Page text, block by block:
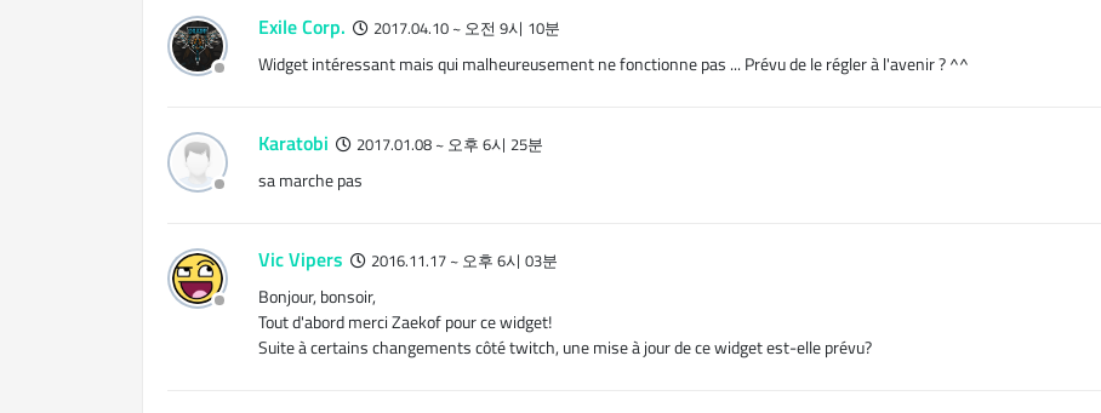
Exile Corp. 2017.04.10 ~ 오전 9시 10분
Widget intéressant mais qui malheureusement ne fonctionne pas ... Prévu de le régler à l'avenir ? ^^
Karatobi 2017.01.08 ~ 오후 6시 25분
sa marche pas
Vic Vipers 2016.11.17 ~ 오후 6시 03분
Bonjour, bonsoir,
Tout d'abord merci Zaekof pour ce widget!
Suite à certains changements côté twitch, une mise à jour de ce widget est-elle prévu?